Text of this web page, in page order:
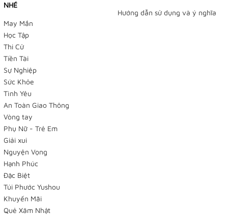
NHÉ
May Mắn
Học Tập
Thi Cử
Tiền Tài
Sự Nghiệp
Sức Khỏe
Tình Yêu
An Toàn Giao Thông
Vòng tay
Phụ Nữ - Trẻ Em
Giải xui
Nguyện Vọng
Hạnh Phúc
Đặc Biệt
Túi Phước Yushou
Khuyến Mãi
Quẻ Xăm Nhật
Hướng dẫn sử dụng và ý nghĩa